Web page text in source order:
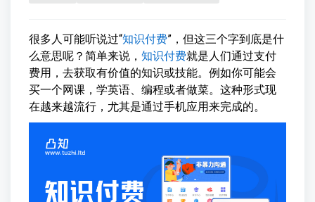
很多人可能听说过“知识付费”，但这三个字到底是什
么意思呢？简单来说， 知识付费就是人们通过支付
费用，去获取有价值的知识或技能。例如你可能会
买一个网课，学英语、编程或者做菜。这种形式现
在越来越流行，尤其是通过手机应用来完成的。